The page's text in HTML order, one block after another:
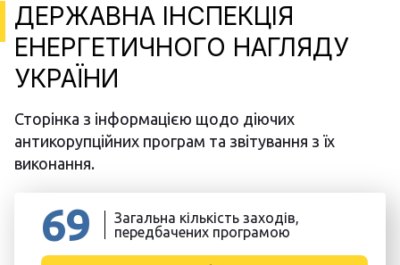
ДЕРЖАВНА ІНСПЕКЦІЯ
ЕНЕРГЕТИЧНОГО НАГЛЯДУ
УКРАЇНИ
Сторінка з інформацією щодо діючих
антикорупційних програм та звітування з їх
виконання.
69
Загальна кількість заходів,
передбачених програмою